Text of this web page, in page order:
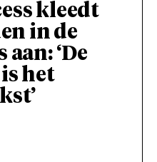
kleedt
in de
‘De
het